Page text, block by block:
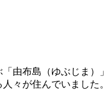
由布島（ゆぶじま
々が住んでいました。